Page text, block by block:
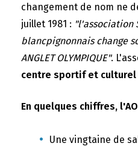
changement de nom ne
juillet 1981 : "l'association
blancpignonnais change
ANGLET OLYMPIQUE".
centre sportif et culturel
En quelques chiffres,
Une vingtaine de